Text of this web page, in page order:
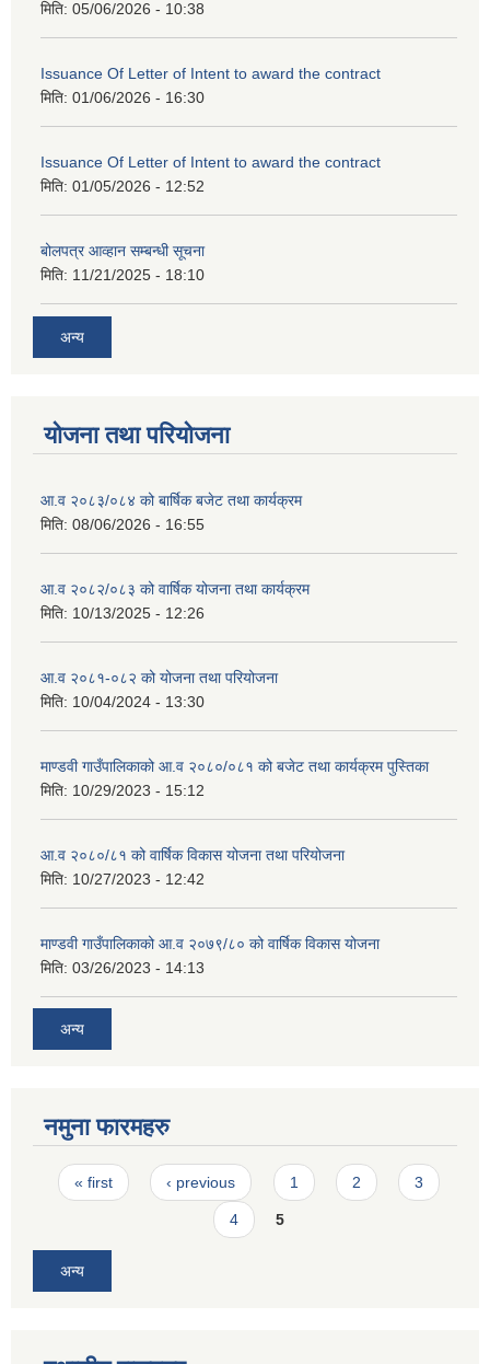
मिति: 05/06/2026 - 10:38
Issuance Of Letter of Intent to award the contract
मिति: 01/06/2026 - 16:30
Issuance Of Letter of Intent to award the contract
मिति: 01/05/2026 - 12:52
बोलपत्र आव्हान सम्बन्धी सूचना
मिति: 11/21/2025 - 18:10
अन्य
योजना तथा परियोजना
आ.व २०८३/०८४ को बार्षिक बजेट तथा कार्यक्रम
मिति: 08/06/2026 - 16:55
आ.व २०८२/०८३ को वार्षिक योजना तथा कार्यक्रम
मिति: 10/13/2025 - 12:26
आ.व २०८१-०८२ को योजना तथा परियोजना
मिति: 10/04/2024 - 13:30
माण्डवी गाउँपालिकाको आ.व २०८०/०८१ को बजेट तथा कार्यक्रम पुस्तिका
मिति: 10/29/2023 - 15:12
आ.व २०८०/८१ को वार्षिक विकास योजना तथा परियोजना
मिति: 10/27/2023 - 12:42
माण्डवी गाउँपालिकाको आ.व २०७९/८० को वार्षिक विकास योजना
मिति: 03/26/2023 - 14:13
अन्य
नमुना फारमहरु
Pages
« first ‹ previous 1 2 3
4 5
अन्य